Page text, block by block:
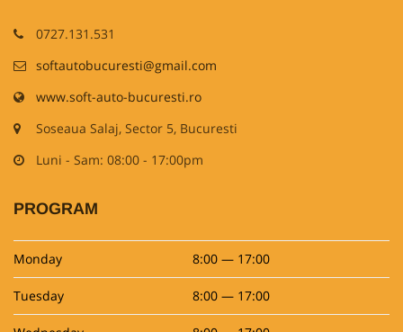
0727.131.531
softautobucuresti@gmail.com
www.soft-auto-bucuresti.ro
Soseaua Salaj, Sector 5, Bucuresti
Luni - Sam: 08:00 - 17:00pm
PROGRAM
Monday 8:00 — 17:00
Tuesday 8:00 — 17:00